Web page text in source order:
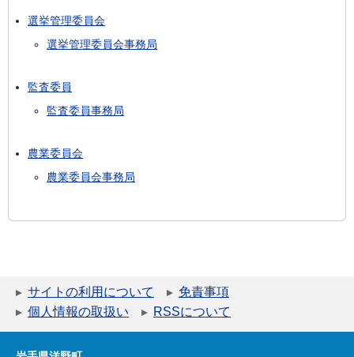
選挙管理委員会
選挙管理委員会事務局
監査委員
監査委員事務局
農業委員会
農業委員会事務局
サイトの利用について
免責事項
個人情報の取扱い
RSSについて